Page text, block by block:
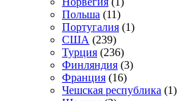
Польша (11)
Португалия (1)
США (239)
Турция (236)
Финляндия (3)
Франция (16)
Чешская республика (1)